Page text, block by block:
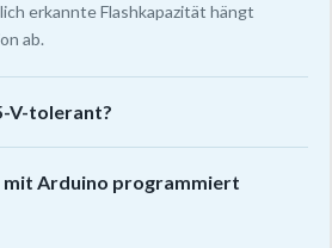
erkannte Flashkapazität hängt
ab.
V-tolerant?
mit Arduino programmiert